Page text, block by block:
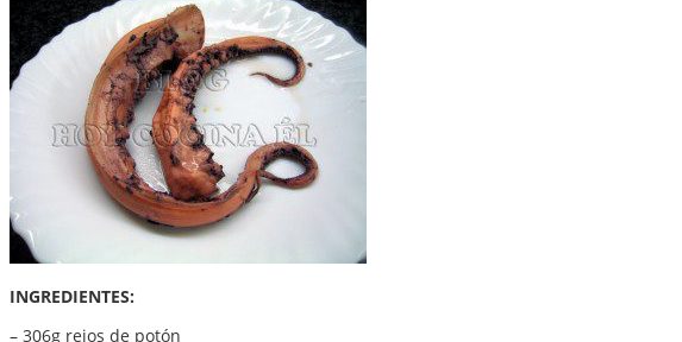
INGREDIENTES:
– 306g rejos de potón